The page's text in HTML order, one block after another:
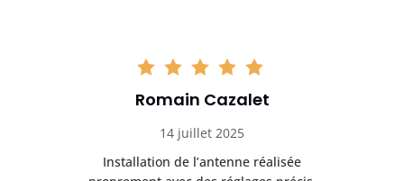
Romain Cazalet
14 juillet 2025
Installation de l’antenne réalisée